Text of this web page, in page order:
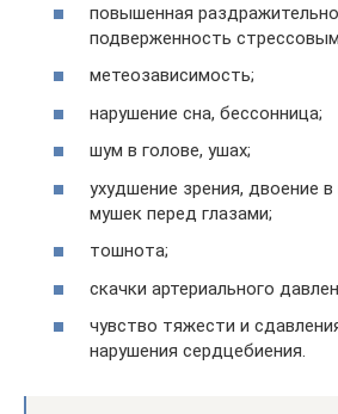
повышенная
подверженность
метеозависимость;
нарушение сна, бессонница;
шум в голове, ушах;
ухудшение зрения, двоение в
мушек перед глазами;
тошнота;
скачки артериального
чувство тяжести и
нарушения сердцебиения.